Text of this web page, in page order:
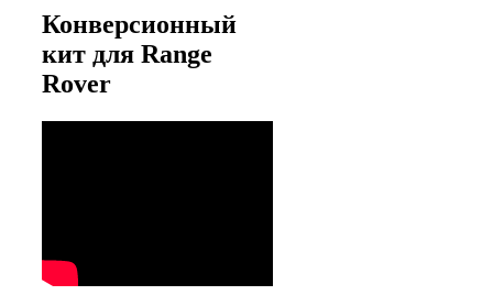
Конверсионный
кит для Range
Rover